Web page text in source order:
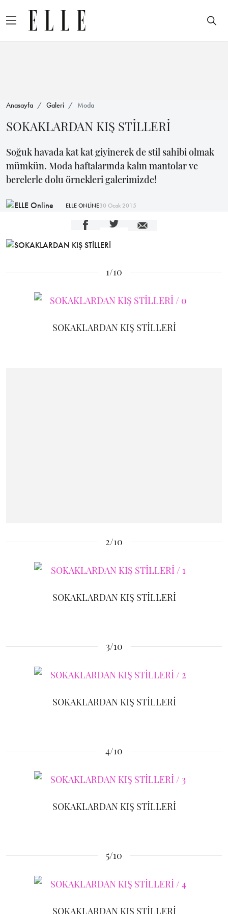
Anasayfa Galeri Moda
SOKAKLARDAN KIŞ STİLLERİ
Soğuk havada kat kat giyinerek de stil sahibi olmak
mümkün. Moda haftalarında kalın mantolar ve
berelerle dolu örnekleri galerimizde!
ELLE ONLİNE30 Ocak 2015
1/10
SOKAKLARDAN KIŞ STİLLERİ
2/10
SOKAKLARDAN KIŞ STİLLERİ
3/10
SOKAKLARDAN KIŞ STİLLERİ
4/10
SOKAKLARDAN KIŞ STİLLERİ
5/10
SOKAKLARDAN KIŞ STİLLERİ